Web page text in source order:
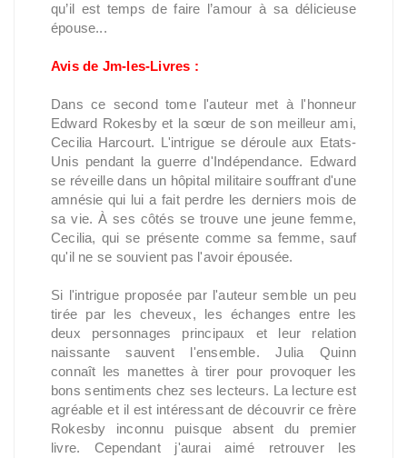
qu’il est temps de faire l’amour à sa délicieuse
épouse...
Avis de Jm-les-Livres :
Dans ce second tome l'auteur met à l'honneur
Edward Rokesby et la sœur de son meilleur ami,
Cecilia Harcourt. L'intrigue se déroule aux Etats-
Unis pendant la guerre d'Indépendance. Edward
se réveille dans un hôpital militaire souffrant d'une
amnésie qui lui a fait perdre les derniers mois de
sa vie. À ses côtés se trouve une jeune femme,
Cecilia, qui se présente comme sa femme, sauf
qu'il ne se souvient pas l'avoir épousée.
Si l'intrigue proposée par l'auteur semble un peu
tirée par les cheveux, les échanges entre les
deux personnages principaux et leur relation
naissante sauvent l'ensemble. Julia Quinn
connaît les manettes à tirer pour provoquer les
bons sentiments chez ses lecteurs. La lecture est
agréable et il est intéressant de découvrir ce frère
Rokesby inconnu puisque absent du premier
livre. Cependant j'aurai aimé retrouver les